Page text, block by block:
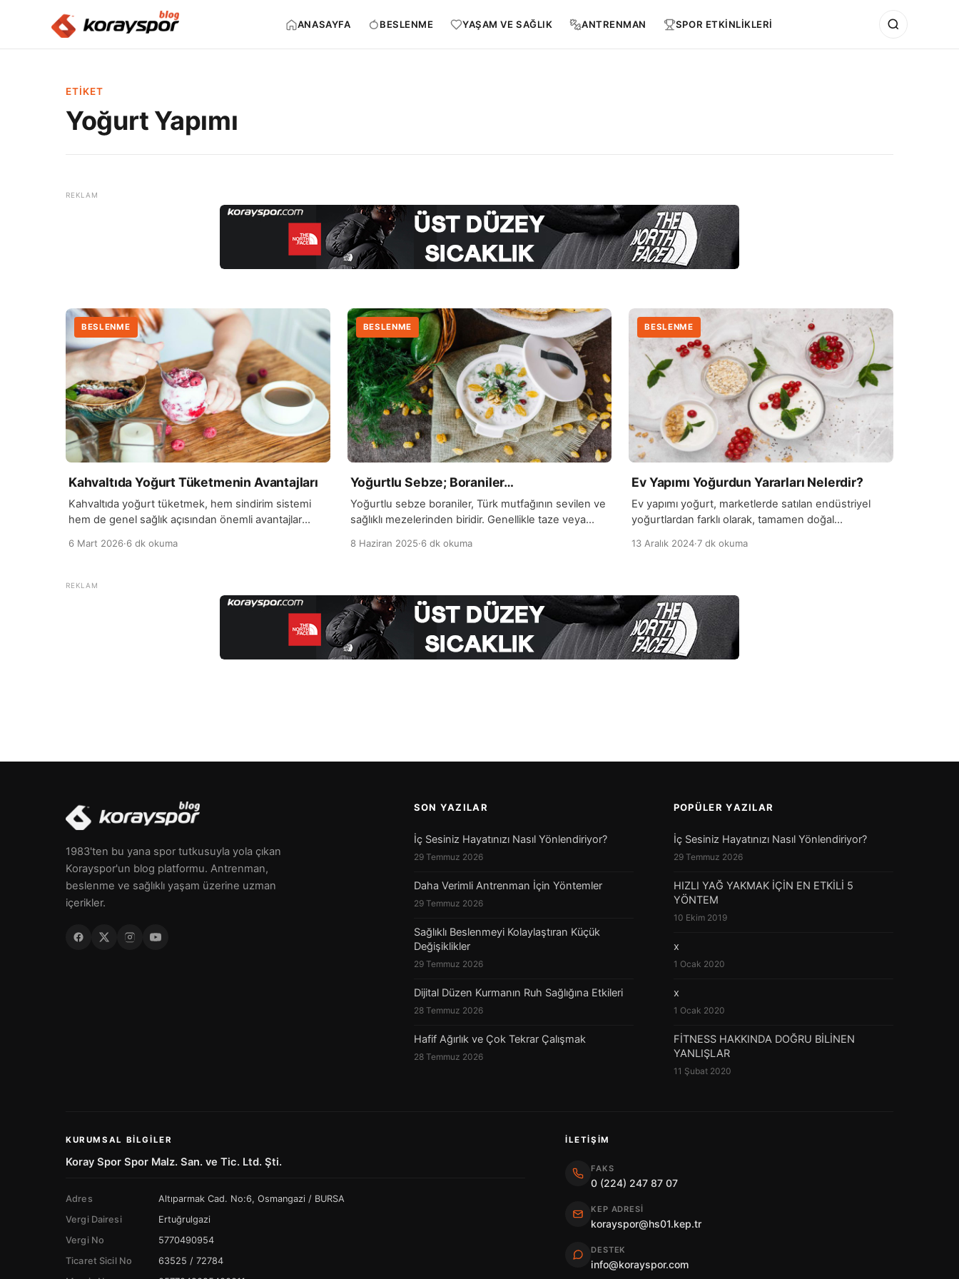
ANASAYFA BESLENME YAŞAM VE SAĞLIK ANTRENMAN SPOR ETKİNLİKLERİ
ETIKET
Yoğurt Yapımı
BESLENME
Kahvaltıda Yoğurt Tüketmenin Avantajları
Kahvaltıda yoğurt tüketmek, hem sindirim sistemi
hem de genel sağlık açısından önemli avantajlar
besin olduğu için bağırsak florasının
kolaylaştırır. Düzenli tüketildiğinde bağırsak
hareketlerini destekleyerek kabızlık gibi sorunları
önler. Yoğurt, aynı zamanda protein ve kalsiyum
açısından değerli bir kaynaktır. Sabahları tüketilen
6 Mart 2026·6 dk okuma
BESLENME
Yoğurtlu Sebze; Boraniler…
Yoğurtlu sebze boraniler, Türk mutfağının sevilen ve
sağlıklı mezelerinden biridir. Genellikle taze veya
hazırlanır. En yaygın kullanılan sebzeler arasında taze
ardından yoğurt, sarımsak ve zeytinyağıyla
harmanlanarak sofralara lezzetli ve hafif bir meze
olarak sunulur. Boraniler, hem […]
8 Haziran 2025·6 dk okuma
BESLENME
Ev Yapımı Yoğurdun Yararları Nelerdir?
Ev yapımı yoğurt, marketlerde satılan endüstriyel
yoğurtlardan farklı olarak, tamamen doğal
hazırlanır. Evde yapılan yoğurt, genellikle süt ve
yoğurdun daha sağlıklı ve güvenli olmasını sağlar. Ev
yapımı yoğurdun en büyük avantajlarından biri,
içerdiği katkı maddelerinin […]
13 Aralık 2024·7 dk okuma
1983'ten bu yana spor tutkusuyla yola çıkan
Korayspor'un blog platformu. Antrenman,
beslenme ve sağlıklı yaşam üzerine uzman
içerikler.
SON YAZILAR
İç Sesiniz Hayatınızı Nasıl Yönlendiriyor?
29 Temmuz 2026
Daha Verimli Antrenman İçin Yöntemler
29 Temmuz 2026
Sağlıklı Beslenmeyi Kolaylaştıran Küçük
Değişiklikler
29 Temmuz 2026
Dijital Düzen Kurmanın Ruh Sağlığına Etkileri
28 Temmuz 2026
Hafif Ağırlık ve Çok Tekrar Çalışmak
28 Temmuz 2026
POPÜLER YAZILAR
İç Sesiniz Hayatınızı Nasıl Yönlendiriyor?
29 Temmuz 2026
HIZLI YAĞ YAKMAK İÇİN EN ETKİLİ 5
YÖNTEM
10 Ekim 2019
x
1 Ocak 2020
x
1 Ocak 2020
FİTNESS HAKKINDA DOĞRU BİLİNEN
YANLIŞLAR
11 Şubat 2020
KURUMSAL BILGILER
Koray Spor Spor Malz. San. ve Tic. Ltd. Şti.
Adres
Altıparmak Cad. No:6, Osmangazi / BURSA
Vergi Dairesi
Ertuğrulgazi
Vergi No
5770490954
Ticaret Sicil No
63525 / 72784
İLETIŞIM
FAKS
0 (224) 247 87 07
KEP ADRESI
korayspor@hs01.kep.tr
DESTEK
info@korayspor.com